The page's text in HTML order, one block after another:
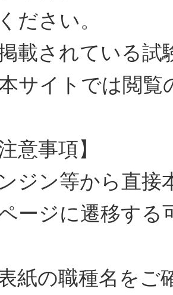
ださい。
載されている試
サイトでは閲
意事項】
ジン等から直接
ージに遷移す
紙の職種名をご